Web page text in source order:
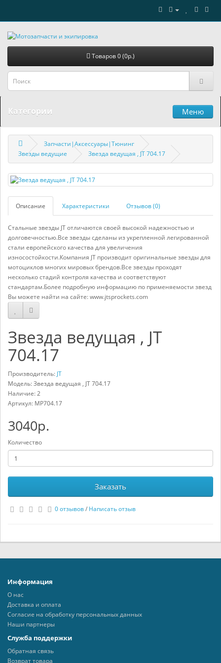
Товаров 0 (0р.)
Категории Меню
Запчасти|Аксессуары|Тюнинг
Звезды ведущие
Звезда ведущая , JT 704.17
Описание Характеристики Отзывов (0)
Стальные звезды JT отличаются своей высокой надежностью и
долговечностью.Все звезды сделаны из укрепленной легированной
стали европейского качества для увеличения
износостойкости.Компания JT производит оригинальные звезды для
мотоциклов многих мировых брендов.Все звезды проходят
несколько стадий контроля качества и соответствуют
стандартам.Более подробную информацию по применяемости звезд
Вы можете найти на сайте: www.jtsprockets.com
Звезда ведущая , JT
704.17
Производитель: JT
Модель: Звезда ведущая , JT 704.17
Наличие: 2
Артикул: MP704.17
3040р.
Количество
Заказать
0 отзывов/ Написать отзыв
Информация
О нас
Доставка и оплата
Согласие на обработку персональных данных
Наши партнеры
Служба поддержки
Обратная связь
Возврат товара